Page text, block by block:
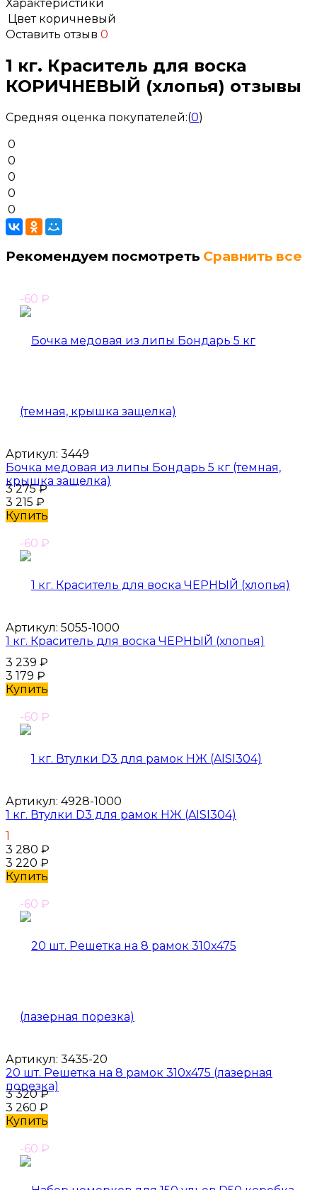
Характеристики
Цвет коричневый
Оставить отзыв 0
1 кг. Краситель для воска
КОРИЧНЕВЫЙ (хлопья) отзывы
Средняя оценка покупателей:(0)
0
0
0
0
0
Рекомендуем посмотреть Сравнить все
-60 ₽
Артикул: 3449
Бочка медовая из липы Бондарь 5 кг (темная,
крышка защелка)
3 275₽
3 215 ₽
Купить
-60 ₽
Артикул: 5055-1000
1 кг. Краситель для воска ЧЕРНЫЙ (хлопья)
3 239 ₽
3 179 ₽
Купить
-60 ₽
Артикул: 4928-1000
1 кг. Втулки D3 для рамок НЖ (AISI304)
1
3 280 ₽
3 220 ₽
Купить
-60 ₽
Артикул: 3435-20
20 шт. Решетка на 8 рамок 310x475 (лазерная
порезка)
3 320₽
3 260 ₽
Купить
-60 ₽